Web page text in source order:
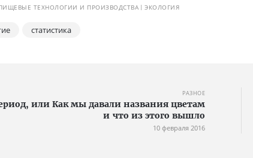
ТЕХНОЛОГИИ И ПРОИЗВОДСТВА ЭКОЛОГИЯ
статистика
РАЗНОЕ
или Как мы давали названия цветам
и что из этого вышло
10 февраля 2016